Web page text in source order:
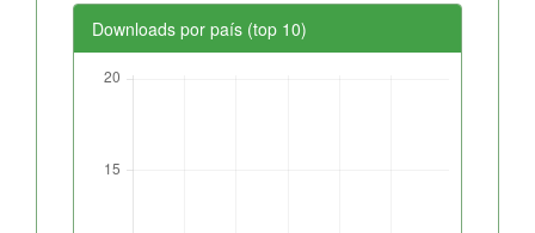
Downloads por país (top 10)